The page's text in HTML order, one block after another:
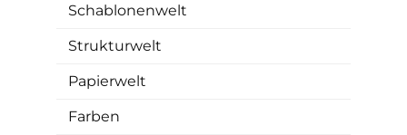
Schablonenwelt
Strukturwelt
Papierwelt
Farben